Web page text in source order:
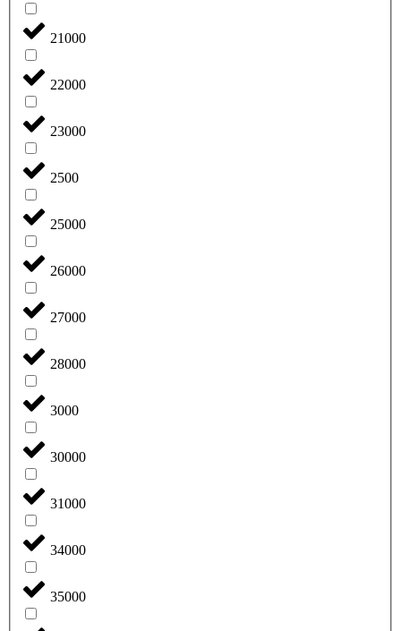
21000
22000
23000
2500
25000
26000
27000
28000
3000
30000
31000
34000
35000